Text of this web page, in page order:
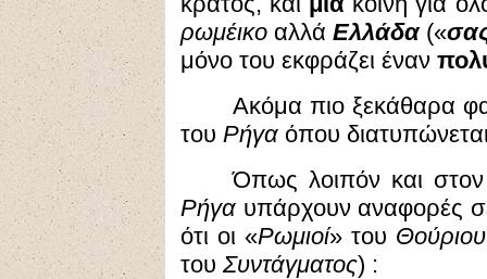
ρωμέικο αλλάΕλλάδα(«
μόνο του εκφράζει έναν
Ακόμα πιο ξεκάθαρα
του Ρήγα όπου
Όπως λοιπόν και
Ρήγα υπάρχουν αναφορές
ότι οι «Ρωμιοί» του Θούριου
του Συντάγματος) :